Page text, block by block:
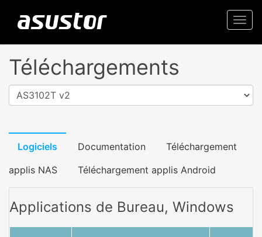
Téléchargements
AS3102T v2
Logiciels Documentation
Téléchargement
applis NAS
Téléchargement applis Android
Applications de Bureau, Windows